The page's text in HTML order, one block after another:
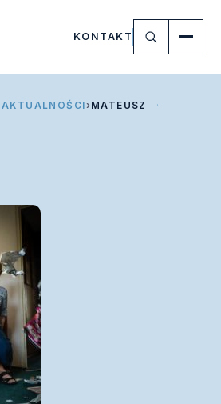
KONTAKT
AKTUALNOŚCI › MATEUSZ